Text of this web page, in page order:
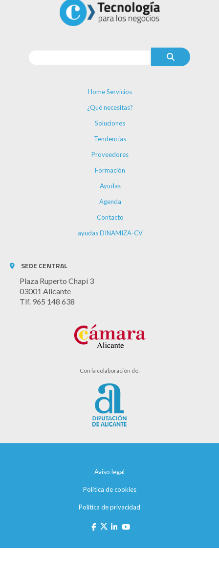
Home Servicios
¿Qué necesitas?
Soluciones
Tendencias
Proveedores
Formación
Ayudas
Agenda
Contacto
ayudas DINAMIZA-CV
SEDE CENTRAL
Plaza Ruperto Chapí 3
03001 Alicante
Tlf. 965 148 638
Con la colaboración de:
Aviso legal
Política de cookies
Política de privacidad